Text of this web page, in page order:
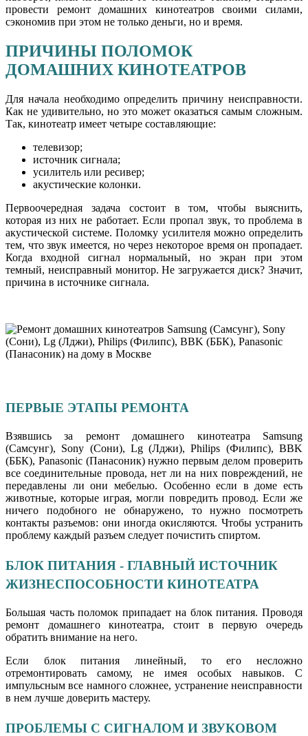
провести ремонт домашних кинотеатров своими силами,
сэкономив при этом не только деньги, но и время.
ПРИЧИНЫ ПОЛОМОК
ДОМАШНИХ КИНОТЕАТРОВ
Для начала необходимо определить причину неисправности.
Как не удивительно, но это может оказаться самым сложным.
Так, кинотеатр имеет четыре составляющие:
телевизор;
источник сигнала;
усилитель или ресивер;
акустические колонки.
Первоочередная задача состоит в том, чтобы выяснить,
которая из них не работает. Если пропал звук, то проблема в
акустической системе. Поломку усилителя можно определить
тем, что звук имеется, но через некоторое время он пропадает.
Когда входной сигнал нормальный, но экран при этом
темный, неисправный монитор. Не загружается диск? Значит,
причина в источнике сигнала.
ПЕРВЫЕ ЭТАПЫ РЕМОНТА
Взявшись за ремонт домашнего кинотеатра Samsung
(Самсунг), Sony (Сони), Lg (Лджи), Philips (Филипс), BBK
(ББК), Panasonic (Панасоник) нужно первым делом проверить
все соединительные провода, нет ли на них повреждений, не
передавлены ли они мебелью. Особенно если в доме есть
животные, которые играя, могли повредить провод. Если же
ничего подобного не обнаружено, то нужно посмотреть
контакты разъемов: они иногда окисляются. Чтобы устранить
проблему каждый разъем следует почистить спиртом.
БЛОК ПИТАНИЯ - ГЛАВНЫЙ ИСТОЧНИК
ЖИЗНЕСПОСОБНОСТИ КИНОТЕАТРА
Большая часть поломок припадает на блок питания. Проводя
ремонт домашнего кинотеатра, стоит в первую очередь
обратить внимание на него.
Если блок питания линейный, то его несложно
отремонтировать самому, не имея особых навыков. С
импульсным все намного сложнее, устранение неисправности
в нем лучше доверить мастеру.
ПРОБЛЕМЫ С СИГНАЛОМ И ЗВУКОВОМ